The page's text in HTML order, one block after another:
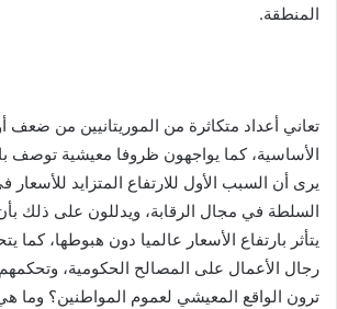
المنطقة.
تعاني أعداد متكاثرة من الموريتانيين من ضعف
الأساسية، كما يواجهون ظروفا معيشية توصف
يرى أن السبب الأول للارتفاع المتزايد للأسعار
السلطة في مجال الرقابة، ويدللون على ذلك
يتأثر بارتفاع الأسعار عالميا دون هبوطها، كما
رجال الأعمال على المصالح الحكومية، وتحكمهم
ترون الواقع المعيشي لعموم المواطنين؟ وما